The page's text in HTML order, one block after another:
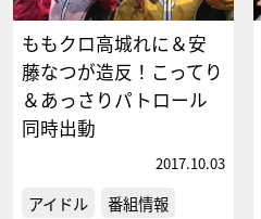
ももクロ高城れに＆安
藤なつが造反！こってり
＆あっさりパトロール
同時出動
2017.10.03
アイドル
番組情報